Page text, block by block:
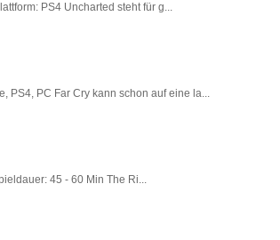
PS4 Uncharted steht für g...
PS4, PC Far Cry kann schon auf eine la...
45 - 60 Min The Ri...